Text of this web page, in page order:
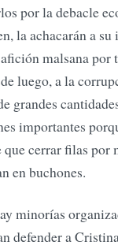
por la debacle
la achacarán a
malsana por
luego, a la
grandes
importantes
cerrar filas por
en buchones.
minorías
defender a